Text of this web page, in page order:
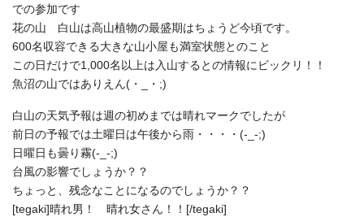
での参加です
花の山 白山は高山植物の最盛期はちょうど今頃です。
600名収容できる大きな山小屋も満室状態とのこと
この日だけで1,000名以上は入山するとの情報にビックリ！！
魚沼の山ではありえん(・_・;)
白山の天気予報は週の初めまでは晴れマークでしたが
前日の予報では土曜日は午後から雨・・・・(-_-;)
日曜日も曇り霧(-_-;)
台風の影響でしょうか？？
ちょっと、残念なことになるのでしょうか？？
[tegaki]晴れ男！ 晴れ女さん！！[/tegaki]